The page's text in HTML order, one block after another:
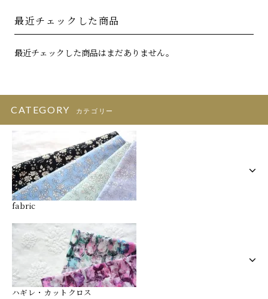
最近チェックした商品
最近チェックした商品はまだありません。
CATEGORY カテゴリー
fabric
ハギレ・カットクロス